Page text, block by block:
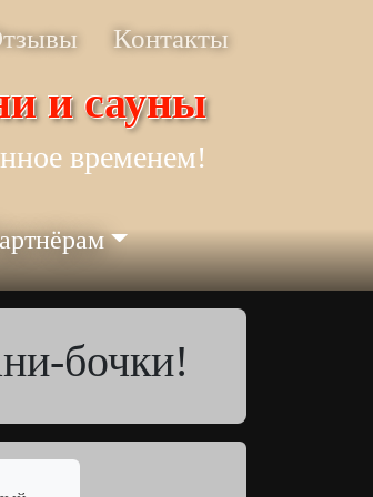
Контакты
и сауны
временем!
бочки!